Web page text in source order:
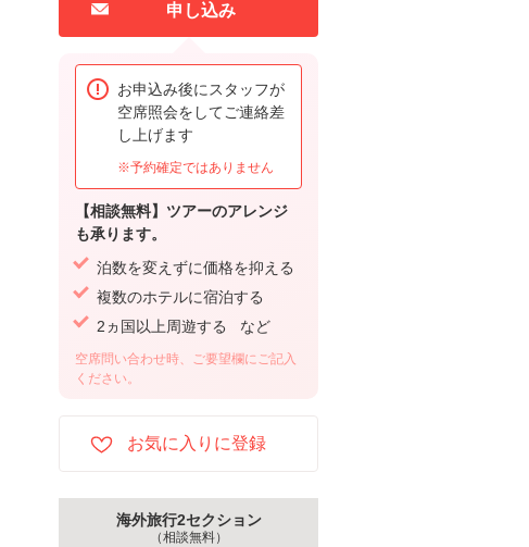
申し込み
お申込み後にスタッフが
空席照会をしてご連絡差
し上げます
※予約確定ではありません
【相談無料】ツアーのアレンジ
も承ります。
泊数を変えずに価格を抑える
複数のホテルに宿泊する
2ヵ国以上周遊する など
空席問い合わせ時、ご要望欄にご記入
ください。
海外旅行2セクション
（相談無料）